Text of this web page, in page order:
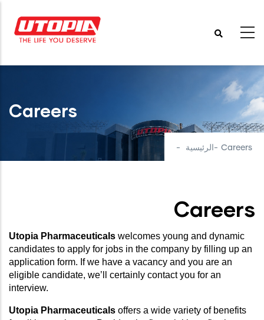
إلى
المحتوى
الرئيسي
Careers
الرئيسية - - Careers
Careers